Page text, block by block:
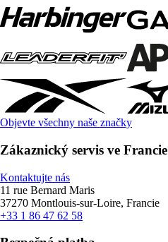
Objevte všechny naše značky
Zákaznický servis ve Francie
Kontaktujte nás
11 rue Bernard Maris
37270 Montlouis-sur-Loire, Francie
+33 1 86 47 62 58